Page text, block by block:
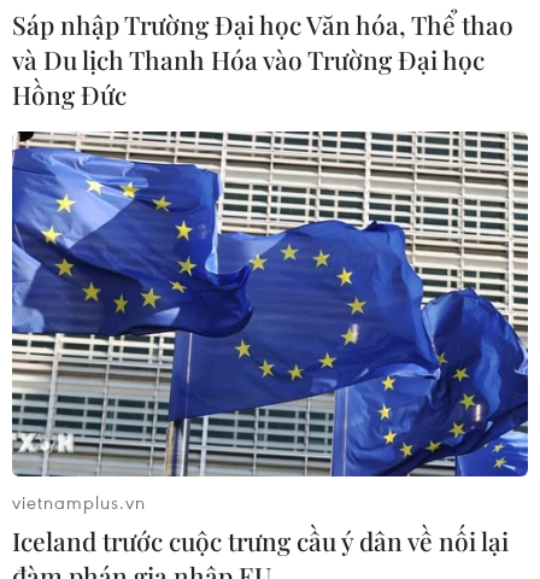
Sáp nhập Trường Đại học Văn hóa, Thể thao
và Du lịch Thanh Hóa vào Trường Đại học
Hồng Đức
vietnamplus.vn
Iceland trước cuộc trưng cầu ý dân về nối lại